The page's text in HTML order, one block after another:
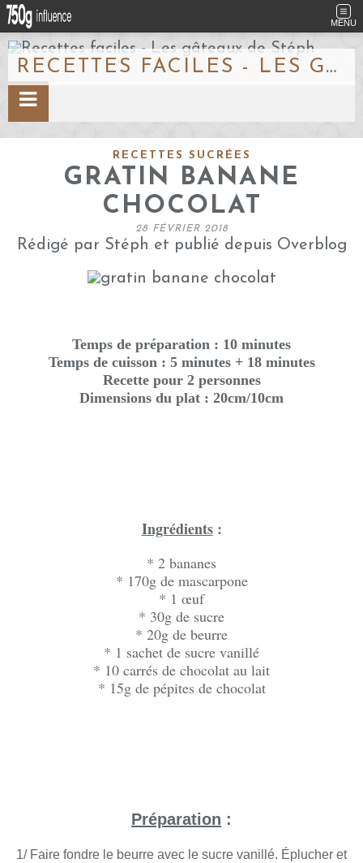
MENU
RECETTES FACILES - LES GÂTEAUX DE STÉPH
RECETTES SUCRÉES
GRATIN BANANE
CHOCOLAT
28 FÉVRIER 2018
Rédigé par Stéph et publié depuis Overblog
Temps de préparation : 10 minutes
Temps de cuisson : 5 minutes + 18 minutes
Recette pour 2 personnes
Dimensions du plat : 20cm/10cm
Ingrédients:
* 2 bananes
* 170g de mascarpone
* 1 œuf
* 30g de sucre
* 20g de beurre
* 1 sachet de sucre vanillé
* 10 carrés de chocolat au lait
* 15g de pépites de chocolat
Préparation :
1/ Faire fondre le beurre avec le sucre vanillé. Éplucher et